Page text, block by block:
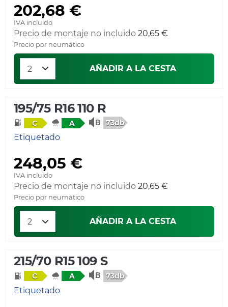
202,68 €
IVA incluido
Precio de montaje no incluido 20,65 €
Precio por neumático
AÑADIR A LA CESTA
195/75 R16 110 R
C A 73db
Etiquetado
248,05 €
IVA incluido
Precio de montaje no incluido 20,65 €
Precio por neumático
AÑADIR A LA CESTA
215/70 R15 109 S
C A 73db
Etiquetado